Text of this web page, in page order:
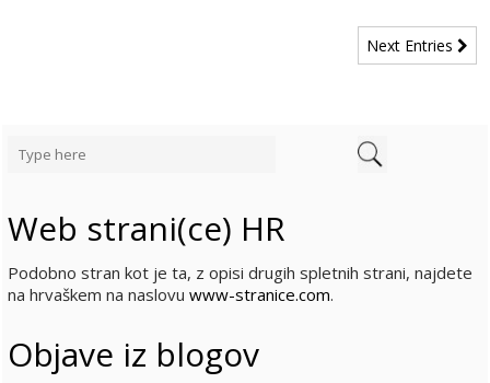
Next Entries
Web strani(ce) HR
Podobno stran kot je ta, z opisi drugih spletnih strani, najdete
na hrvaškem na naslovuwww-stranice.com.
Objave iz blogov